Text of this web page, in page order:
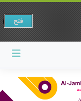
فتح